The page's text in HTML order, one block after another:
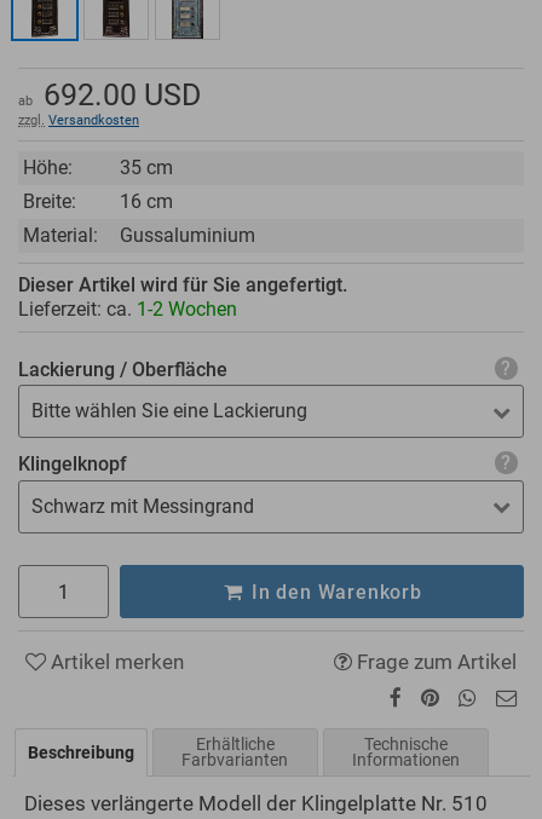
ab 692.00 USD
zzgl. Versandkosten
Höhe:
35 cm
Breite:
16 cm
Material:
Gussaluminium
Dieser Artikel wird für Sie angefertigt.
Lieferzeit: ca. 1-2 Wochen
Lackierung / Oberfläche
Bitte wählen Sie eine Lackierung
Klingelknopf
Schwarz mit Messingrand
In den Warenkorb
Artikel merken Frage zum Artikel
Beschreibung
Erhältliche
Farbvarianten
Technische
Informationen
Dieses verlängerte Modell der Klingelplatte Nr. 510